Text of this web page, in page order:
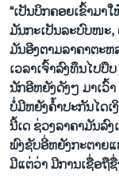
“ເປັນບິກຄອຍເຂົ້າມາ
ມັນກະເປັນລະບົບໜະ,
ມັນອີງຕາມລາຄາຕະ
ເວລາເຈົ້າລົງທຶນໄປປຶ
ນັກອີຫຍັງດັງໆ ມາເວົ້
ບໍ່ມີຫຍັງຄໍ້າປະກັນໄດ
ນີ້ເດ ຊ່ວງລາຄາມັນລົ
ພົງຊັບອີ່ຫຍັງກະຕາຍ
ມີແຕ່ວ່າ ມີການເຊື່ອຖື